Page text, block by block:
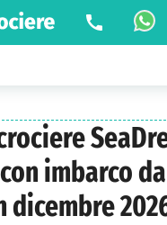
imbarco da